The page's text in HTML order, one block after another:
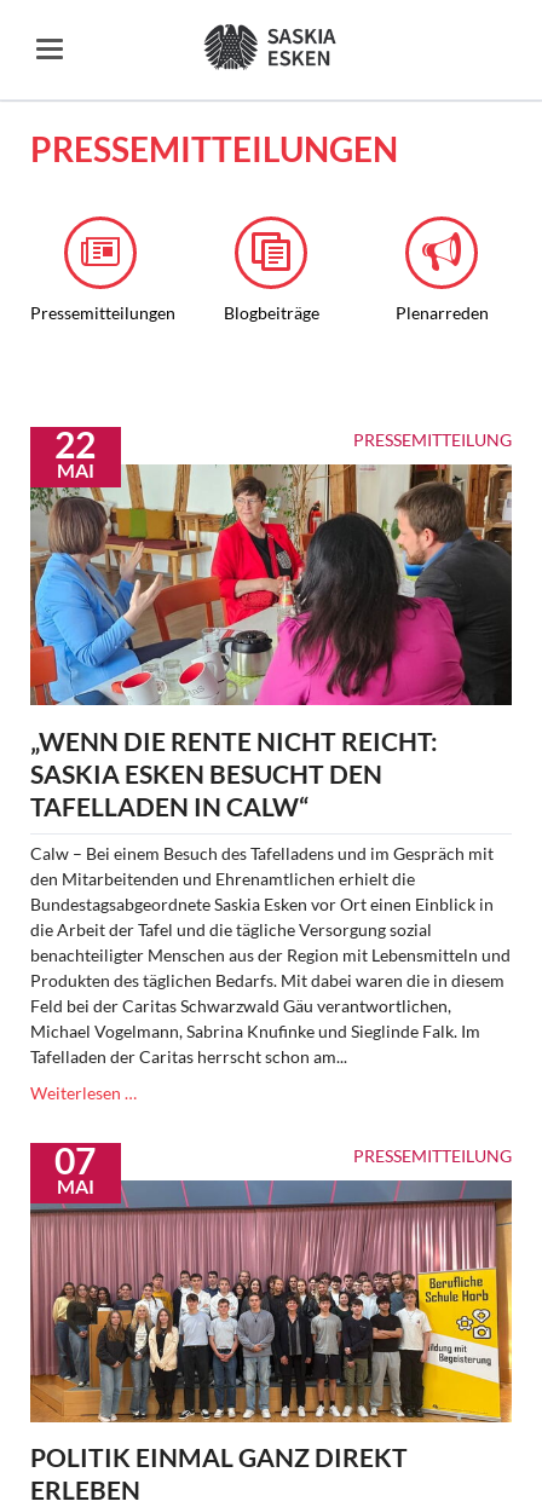
PRESSEMITTEILUNGEN
Pressemitteilungen Blogbeiträge Plenarreden
PRESSEMITTEILUNG
22
MAI
„WENN DIE RENTE NICHT REICHT:
SASKIA ESKEN BESUCHT DEN
TAFELLADEN IN CALW“
Calw – Bei einem Besuch des Tafelladens und im Gespräch mit
den Mitarbeitenden und Ehrenamtlichen erhielt die
Bundestagsabgeordnete Saskia Esken vor Ort einen Einblick in
die Arbeit der Tafel und die tägliche Versorgung sozial
benachteiligter Menschen aus der Region mit Lebensmitteln und
Produkten des täglichen Bedarfs. Mit dabei waren die in diesem
Feld bei der Caritas Schwarzwald Gäu verantwortlichen,
Michael Vogelmann, Sabrina Knufinke und Sieglinde Falk. Im
Tafelladen der Caritas herrscht schon am...
Weiterlesen …
reicht:
Saskia
besucht
den
Tafelladen
in
Calw“
PRESSEMITTEILUNG
07
MAI
POLITIK EINMAL GANZ DIREKT
ERLEBEN